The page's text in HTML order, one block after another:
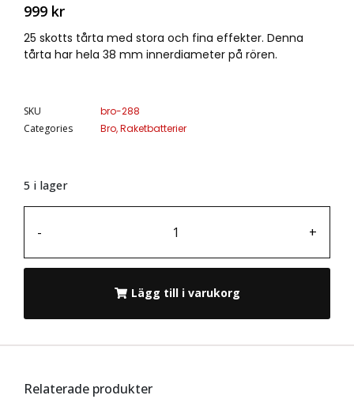
999 kr
25 skotts tårta med stora och fina effekter. Denna
tårta har hela 38 mm innerdiameter på rören.
SKU
bro-288
Categories
Bro,Raketbatterier
5 i lager
- +
Lägg till i varukorg
Relaterade produkter